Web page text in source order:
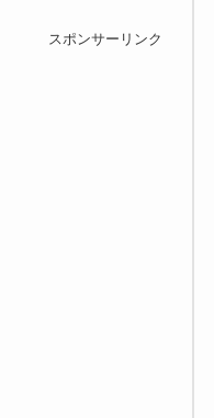
スポンサーリンク